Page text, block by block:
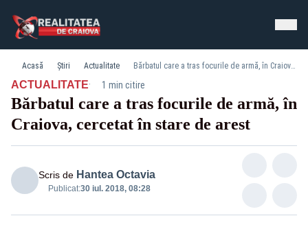
Acasă Știri Actualitate Bărbatul care a tras focurile de armă, în Craiova, cercetat în stare de arest
ACTUALITATE· 1 min citire
Bărbatul care a tras focurile de armă, în
Craiova, cercetat în stare de arest
Scris de Hantea Octavia
Publicat:30 iul. 2018, 08:28